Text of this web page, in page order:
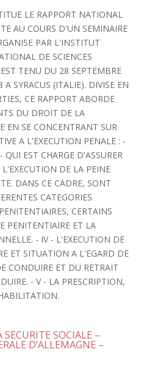
LE RAPPORT NATIONAL
AU COURS D'UN SEMINAIRE
PAR L'INSTITUT
DE SCIENCES
TENU DU 28 SEPTEMBRE
SYRACUS (ITALIE). DIVISE EN
CE RAPPORT ABORDE
DU DROIT DE LA
EN SE CONCENTRANT SUR
A L'EXECUTION PENALE : -
QUI EST CHARGE D'ASSURER
DE LA PEINE
DANS CE CADRE, SONT
CATEGORIES
CERTAINS
PENITENTIAIRE ET LA
- IV - L'EXECUTION DE
ET SITUATION A L'EGARD DE
CONDUIRE ET DU RETRAIT
- V - LA PRESCRIPTION,
SOCIALE –
D’ALLEMAGNE –